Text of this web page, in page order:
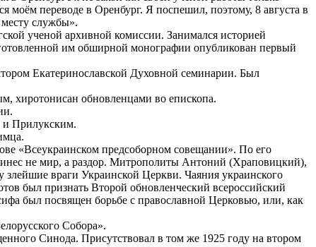
моём переводе в Оренбург. Я поспешил, поэтому, 8 августа в
месту службы».
ученой архивной комиссии. Занимался историей
им обширной монографии опубликован первый
Екатеринославской Духовной семинарии. Был
хиротонисан обновленцами во епископа.
и Прилукским.
«Всеукраинском предсоборном совещании». По его
не мир, а раздор. Митрополиты Антоний (Храповицкий),
враги Украинской Церкви. Чаяния украинского
был признать Второй обновленческий всероссийский
был посвящен борьбе с православной Церковью, или, как
Собора».
Синода. Присутствовал в том же 1925 году на втором